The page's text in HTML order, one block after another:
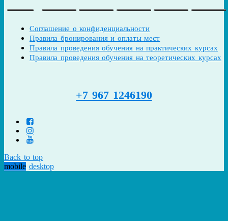
Соглашение о конфиденциальности
Правила бронирования и оплаты мест
Правила проведения обучения на практических курсах
Правила проведения обучения на теоретических курсах
+7 967 1246190
Back to top
mobile desktop